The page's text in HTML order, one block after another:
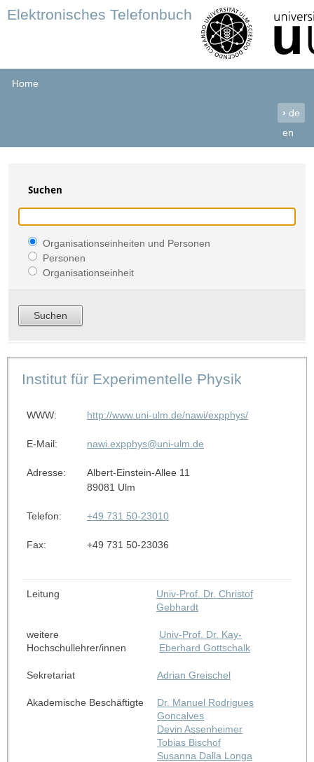
Elektronisches Telefonbuch
Home
› de
en
Suchen
Organisationseinheiten und Personen
Personen
Organisationseinheit
Institut für Experimentelle Physik
WWW: http://www.uni-ulm.de/nawi/expphys/
E-Mail: nawi.expphys@uni-ulm.de
Adresse:
Albert-Einstein-Allee 11
89081 Ulm
Telefon: +49 731 50-23010
Fax: +49 731 50-23036
Leitung
Univ-Prof. Dr. Christof
Gebhardt
weitere
Hochschullehrer/innen
Univ-Prof. Dr. Kay-
Eberhard Gottschalk
Sekretariat Adrian Greischel
Akademische Beschäftigte
Dr. Manuel Rodrigues
Goncalves
Devin Assenheimer
Tobias Bischof
Susanna Dalla Longa